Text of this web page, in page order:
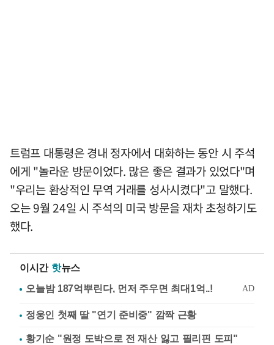
트럼프 대통령은 경내 정자에서 대화하는 동안 시 주석
에게 "놀라운 방문이었다. 많은 좋은 결과가 있었다"며
"우리는 환상적인 무역 거래를 성사시켰다"고 말했다.
오는 9월 24일 시 주석의 미국 방문을 재차 초청하기도
했다.
이시간 핫뉴스
정웅인 첫째 딸 "연기 준비중" 깜짝 근황
황기순 "원정 도박으로 전 재산 잃고 필리핀 도피"